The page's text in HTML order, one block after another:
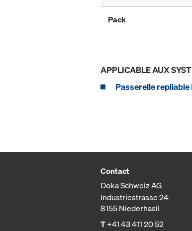
Pack
APPLICABLE AUX
Passerelle repliable
Contact
Doka Schweiz AG
Industriestrasse 24
8155 Niederhasli
T+41 43 411 20 52